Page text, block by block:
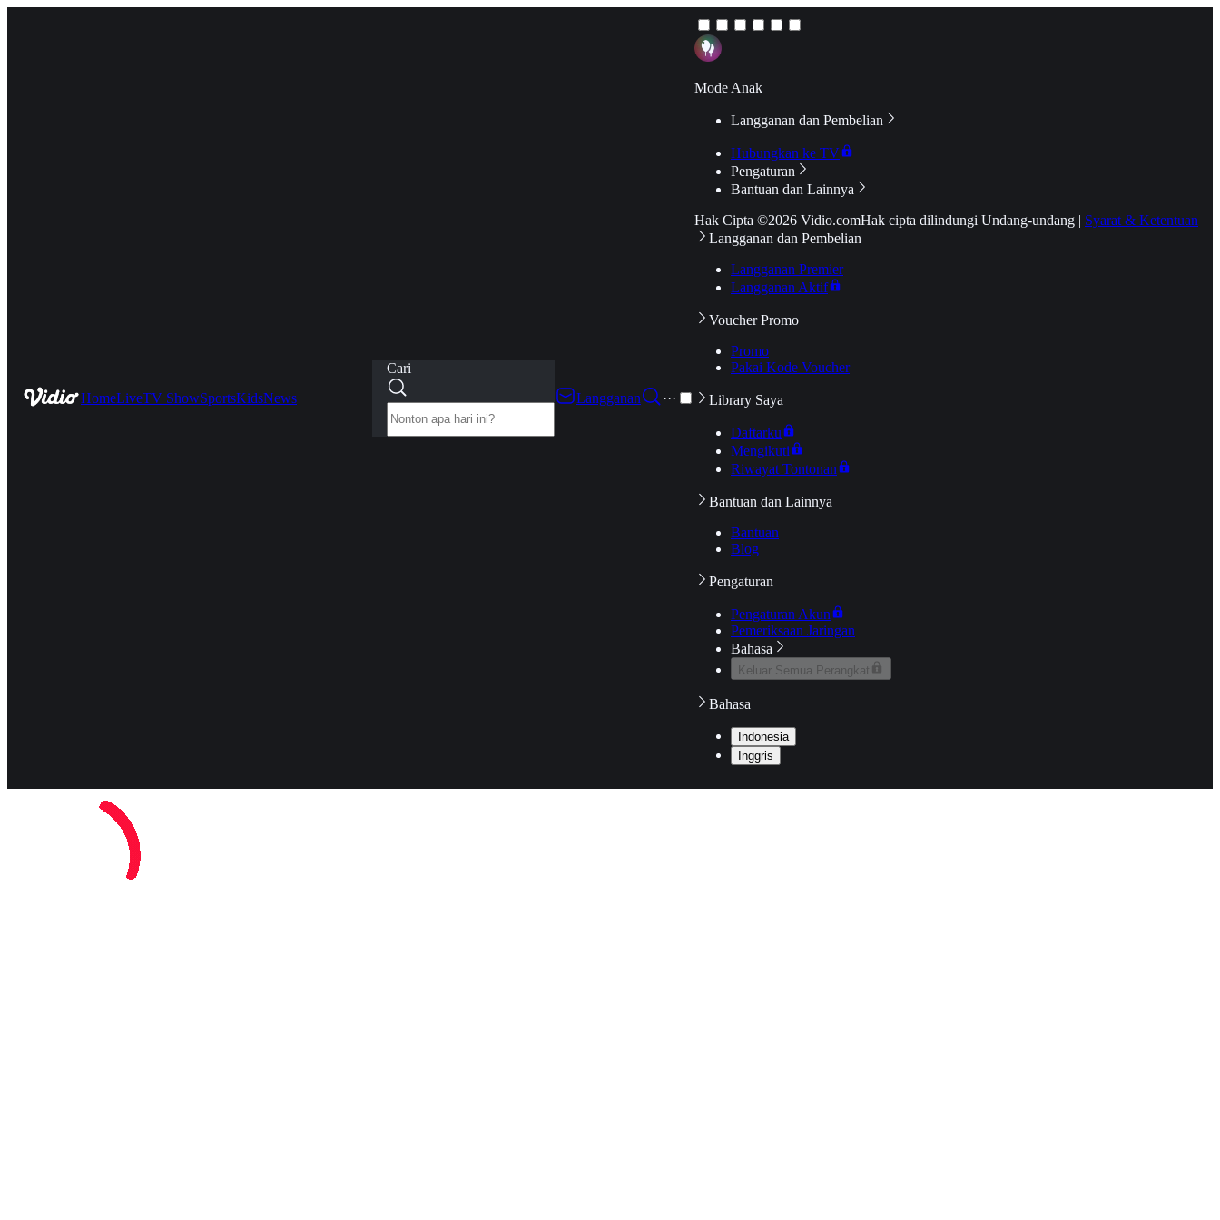
HomeLiveTV ShowSportsKidsNews
Cari
Langganan
···
Mode Anak
Langganan dan Pembelian
Hubungkan ke TV
Pengaturan
Bantuan dan Lainnya
Hak Cipta ©2026 Vidio.comHak cipta dilindungi Undang-undang | Syarat & Ketentuan
Langganan dan Pembelian
Langganan Premier
Langganan Aktif
Voucher Promo
Promo
Pakai Kode Voucher
Library Saya
Daftarku
Mengikuti
Riwayat Tontonan
Bantuan dan Lainnya
Bantuan
Blog
Pengaturan
Pengaturan Akun
Pemeriksaan Jaringan
Bahasa
Keluar Semua Perangkat
Bahasa
Indonesia
Inggris